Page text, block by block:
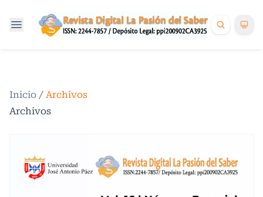
Inicio / Archivos
Archivos